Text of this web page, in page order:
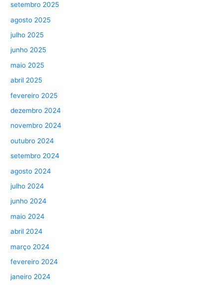
setembro 2025
agosto 2025
julho 2025
junho 2025
maio 2025
abril 2025
fevereiro 2025
dezembro 2024
novembro 2024
outubro 2024
setembro 2024
agosto 2024
julho 2024
junho 2024
maio 2024
abril 2024
março 2024
fevereiro 2024
janeiro 2024